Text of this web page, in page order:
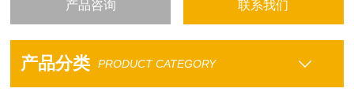
产品咨询 联系我们
产品分类 PRODUCT CATEGORY